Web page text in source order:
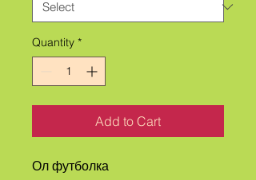
Quantity *
Add to Cart
Ол футболка